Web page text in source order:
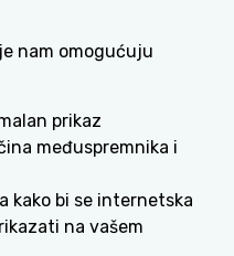
nam omogućuju
prikaz
međuspremnika i
kako bi se internetska
na vašem